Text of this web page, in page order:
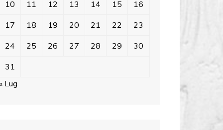
10 11 12 13 14 15 16
17 18 19 20 21 22 23
24 25 26 27 28 29 30
31
Lug